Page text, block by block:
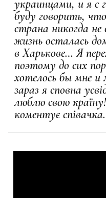
украинцами, и я с
буду говорить,
страна никогда
жизнь осталась
в Харькове… Я
поэтому до сих
хотелось бы мне и
зараз я сповна
люблю свою
коментує співачка.